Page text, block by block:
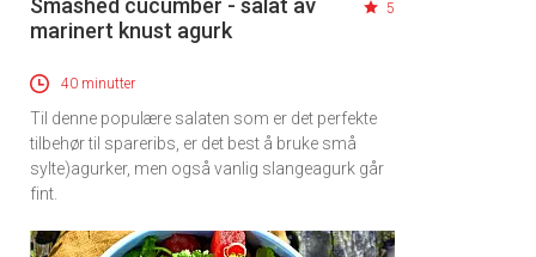
Smashed cucumber - salat av
marinert knust agurk
5
40 minutter
Til denne populære salaten som er det perfekte
tilbehør til spareribs, er det best å bruke små
sylte)agurker, men også vanlig slangeagurk går
fint.